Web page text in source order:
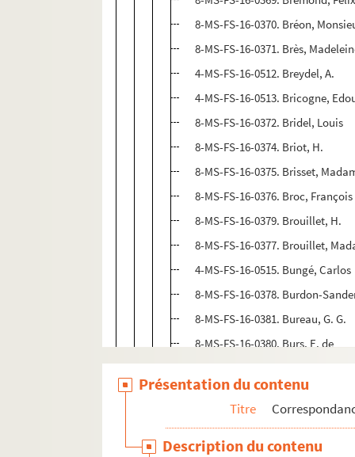
8-MS-FS-16-0370. Bréon,
8-MS-FS-16-0371. Brès,
4-MS-FS-16-0512. Breydel, A.
4-MS-FS-16-0513. Bricogne,
8-MS-FS-16-0372. Bridel, Louis
8-MS-FS-16-0374. Briot, H.
8-MS-FS-16-0375. Brisset,
8-MS-FS-16-0376. Broc, François
8-MS-FS-16-0379. Brouillet, H.
8-MS-FS-16-0377. Brouillet,
4-MS-FS-16-0515. Bungé, Carlos
8-MS-FS-16-0378. Burdon-
8-MS-FS-16-0381. Bureau, G. G.
8-MS-FS-16-0380. Burs, E. de
8-MS-FS-16-0383. Bussard,
D
Présentation du contenu
Titre
Description du contenu